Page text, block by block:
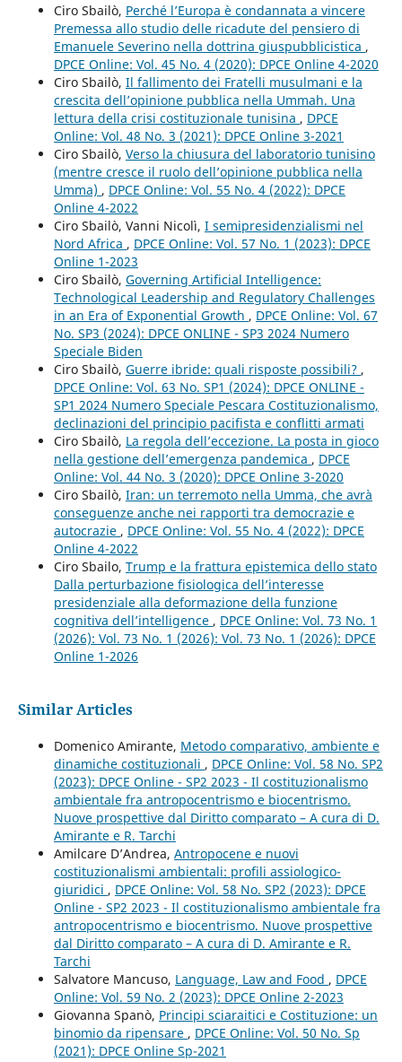
Ciro Sbailò, Perché l’Europa è condannata a vincere
Premessa allo studio delle ricadute del pensiero di
Emanuele Severino nella dottrina giuspubblicistica ,
DPCE Online: Vol. 45 No. 4 (2020): DPCE Online 4-2020
Ciro Sbailò, Il fallimento dei Fratelli musulmani e la
crescita dell’opinione pubblica nella Ummah. Una
lettura della crisi costituzionale tunisina , DPCE
Online: Vol. 48 No. 3 (2021): DPCE Online 3-2021
Ciro Sbailò, Verso la chiusura del laboratorio tunisino
(mentre cresce il ruolo dell’opinione pubblica nella
Umma) , DPCE Online: Vol. 55 No. 4 (2022): DPCE
Online 4-2022
Ciro Sbailò, Vanni Nicolì, I semipresidenzialismi nel
Nord Africa , DPCE Online: Vol. 57 No. 1 (2023): DPCE
Online 1-2023
Ciro Sbailò, Governing Artificial Intelligence:
Technological Leadership and Regulatory Challenges
in an Era of Exponential Growth , DPCE Online: Vol. 67
No. SP3 (2024): DPCE ONLINE - SP3 2024 Numero
Speciale Biden
Ciro Sbailò, Guerre ibride: quali risposte possibili? ,
DPCE Online: Vol. 63 No. SP1 (2024): DPCE ONLINE -
SP1 2024 Numero Speciale Pescara Costituzionalismo,
declinazioni del principio pacifista e conflitti armati
Ciro Sbailò, La regola dell’eccezione. La posta in gioco
nella gestione dell’emergenza pandemica , DPCE
Online: Vol. 44 No. 3 (2020): DPCE Online 3-2020
Ciro Sbailò, Iran: un terremoto nella Umma, che avrà
conseguenze anche nei rapporti tra democrazie e
autocrazie , DPCE Online: Vol. 55 No. 4 (2022): DPCE
Online 4-2022
Ciro Sbailo, Trump e la frattura epistemica dello stato
Dalla perturbazione fisiologica dell’interesse
presidenziale alla deformazione della funzione
cognitiva dell’intelligence , DPCE Online: Vol. 73 No. 1
(2026): Vol. 73 No. 1 (2026): Vol. 73 No. 1 (2026): DPCE
Online 1-2026
Similar Articles
Domenico Amirante, Metodo comparativo, ambiente e
dinamiche costituzionali , DPCE Online: Vol. 58 No. SP2
(2023): DPCE Online - SP2 2023 - Il costituzionalismo
ambientale fra antropocentrismo e biocentrismo.
Nuove prospettive dal Diritto comparato – A cura di D.
Amirante e R. Tarchi
Amilcare D’Andrea, Antropocene e nuovi
costituzionalismi ambientali: profili assiologico-
giuridici , DPCE Online: Vol. 58 No. SP2 (2023): DPCE
Online - SP2 2023 - Il costituzionalismo ambientale fra
antropocentrismo e biocentrismo. Nuove prospettive
dal Diritto comparato – A cura di D. Amirante e R.
Tarchi
Salvatore Mancuso, Language, Law and Food , DPCE
Online: Vol. 59 No. 2 (2023): DPCE Online 2-2023
Giovanna Spanò, Principi sciaraitici e Costituzione: un
binomio da ripensare , DPCE Online: Vol. 50 No. Sp
(2021): DPCE Online Sp-2021